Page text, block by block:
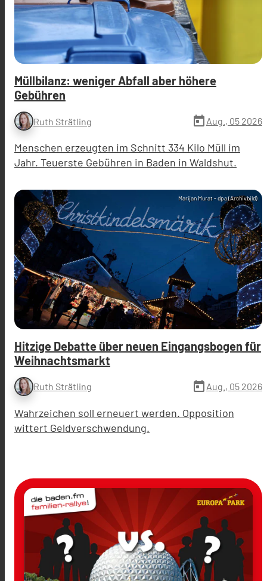
Müllbilanz: weniger Abfall aber höhere
Gebühren
Ruth Strätling today Aug., 05 2026
Menschen erzeugten im Schnitt 334 Kilo Müll im
Jahr. Teuerste Gebühren in Baden in Waldshut.
Marijan Murat - dpa (Archivbild)
Hitzige Debatte über neuen Eingangsbogen für
Weihnachtsmarkt
Ruth Strätling today Aug., 05 2026
Wahrzeichen soll erneuert werden. Opposition
wittert Geldverschwendung.